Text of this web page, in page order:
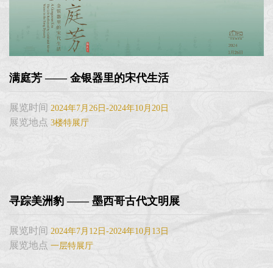
满庭芳 —— 金银器里的宋代生活
展览时间 2024年7月26日-2024年10月20日
展览地点 3楼特展厅
寻踪美洲豹 —— 墨西哥古代文明展
展览时间 2024年7月12日-2024年10月13日
展览地点 一层特展厅